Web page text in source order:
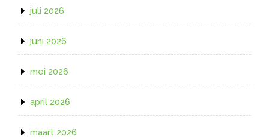
juli 2026
juni 2026
mei 2026
april 2026
maart 2026